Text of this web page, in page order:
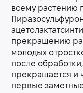
всему растению
прекращению
молодых
после
прекращается и
первые